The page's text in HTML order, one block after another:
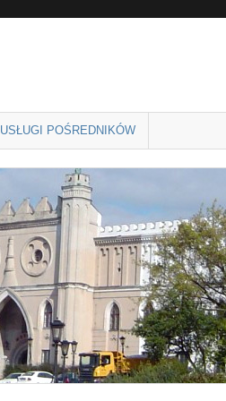
USŁUGI POŚREDNIKÓW